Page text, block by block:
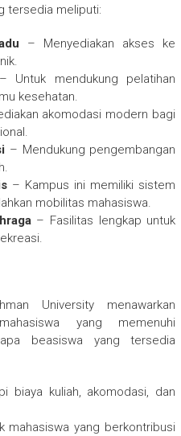
tersedia meliputi:
– Menyediakan akses ke
Untuk mendukung pelatihan
kesehatan.
akomodasi modern bagi
– Mendukung pengembangan
– Kampus ini memiliki sistem
mobilitas mahasiswa.
– Fasilitas lengkap untuk
University menawarkan
yang memenuhi
beasiswa yang tersedia
biaya kuliah, akomodasi, dan
mahasiswa yang berkontribusi